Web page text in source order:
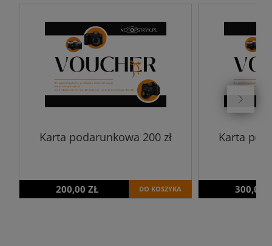
Karta podarunkowa 200 zł
200,00 ZŁ DO KOSZYKA
Karta
300,00